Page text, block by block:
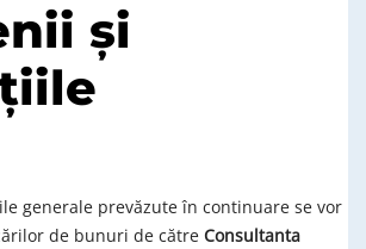
şi
generale prevăzute în continuare se vor
de bunuri de către Consultanta